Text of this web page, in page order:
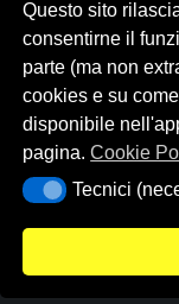
Amministrazione
Obiettivi di
Portale realizzato con
Template Italia
(Mizar)
Questo sito
consentirne il
parte (ma non
cookies e su
disponibile
pagina.Cookie
TecniciTecnici